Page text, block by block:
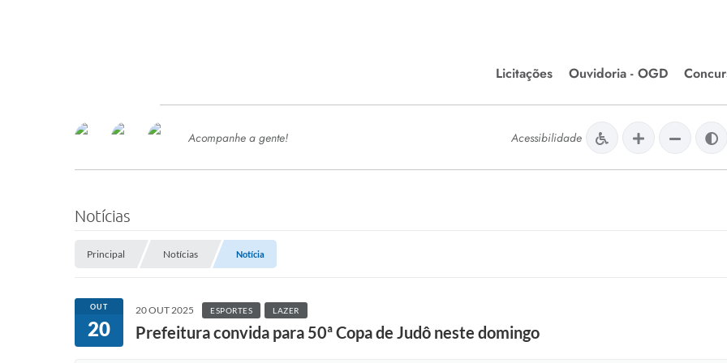
Licitações
Editais de Licitações
Chamamentos Públicos
Ouvidoria - OGD
SERVIÇOS
SEMED
Processo de Contratação -
Concursos e Processos Seletivos
Esporte
Meio Ambiente
Acompanhe a gente! Acessibilidade
Notícias
Principal Notícias Notícia
OUT
20
20 OUT 2025 ESPORTES LAZER
Prefeitura convida para 50ª Copa de Judô neste domingo